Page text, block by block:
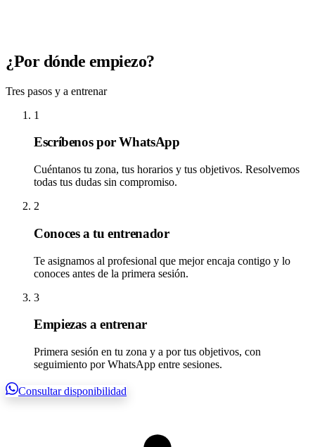
¿Por dónde empiezo?
Tres pasos y a entrenar
1
Escríbenos por WhatsApp
Cuéntanos tu zona, tus horarios y tus objetivos. Resolvemos
todas tus dudas sin compromiso.
2
Conoces a tu entrenador
Te asignamos al profesional que mejor encaja contigo y lo
conoces antes de la primera sesión.
3
Empiezas a entrenar
Primera sesión en tu zona y a por tus objetivos, con
seguimiento por WhatsApp entre sesiones.
Consultar disponibilidad